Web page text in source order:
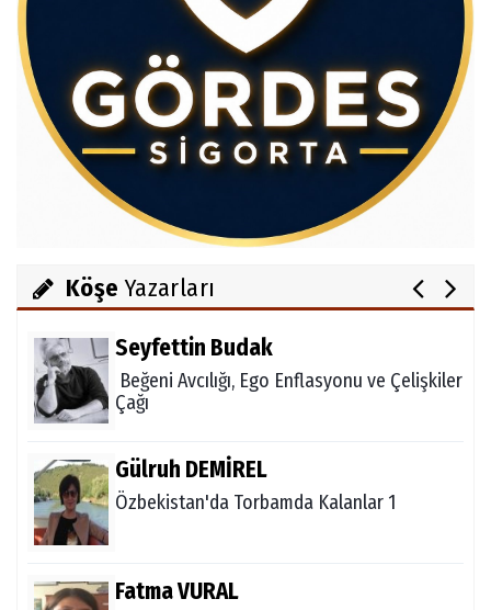
Köşe Yazarları
Av.Cenap GÜVEN
Gördesli Şair Alim Atay
Salih OKKALI
Seyfettin Budak
Beğeni Avcılığı, Ego Enflasyonu ve Çelişkiler
Çağı
Gülruh DEMİREL
Özbekistan'da Torbamda Kalanlar 1
Fatma VURAL